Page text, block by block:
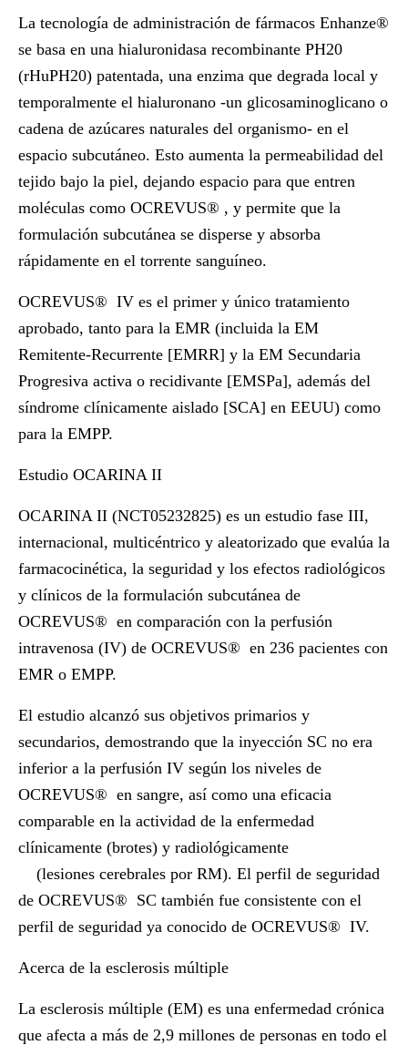
La tecnología de administración de fármacos Enhanze®
se basa en una hialuronidasa recombinante PH20
(rHuPH20) patentada, una enzima que degrada local y
temporalmente el hialuronano -un glicosaminoglicano o
cadena de azúcares naturales del organismo- en el
espacio subcutáneo. Esto aumenta la permeabilidad del
tejido bajo la piel, dejando espacio para que entren
moléculas como OCREVUS® , y permite que la
formulación subcutánea se disperse y absorba
rápidamente en el torrente sanguíneo.
OCREVUS® IV es el primer y único tratamiento
aprobado, tanto para la EMR (incluida la EM
Remitente-Recurrente [EMRR] y la EM Secundaria
Progresiva activa o recidivante [EMSPa], además del
síndrome clínicamente aislado [SCA] en EEUU) como
para la EMPP.
Estudio OCARINA II
OCARINA II (NCT05232825) es un estudio fase III,
internacional, multicéntrico y aleatorizado que evalúa la
farmacocinética, la seguridad y los efectos radiológicos
y clínicos de la formulación subcutánea de
OCREVUS® en comparación con la perfusión
intravenosa (IV) de OCREVUS® en 236 pacientes con
EMR o EMPP.
El estudio alcanzó sus objetivos primarios y
secundarios, demostrando que la inyección SC no era
inferior a la perfusión IV según los niveles de
OCREVUS® en sangre, así como una eficacia
comparable en la actividad de la enfermedad
clínicamente (brotes) y radiológicamente
(lesiones cerebrales por RM). El perfil de seguridad
de OCREVUS® SC también fue consistente con el
perfil de seguridad ya conocido de OCREVUS® IV.
Acerca de la esclerosis múltiple
La esclerosis múltiple (EM) es una enfermedad crónica
que afecta a más de 2,9 millones de personas en todo el